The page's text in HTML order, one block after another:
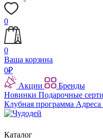
0
0
Ваша корзина
0₽
Акции
Бренды
Новинки Подарочные
Клубная программа Адреса
Каталог